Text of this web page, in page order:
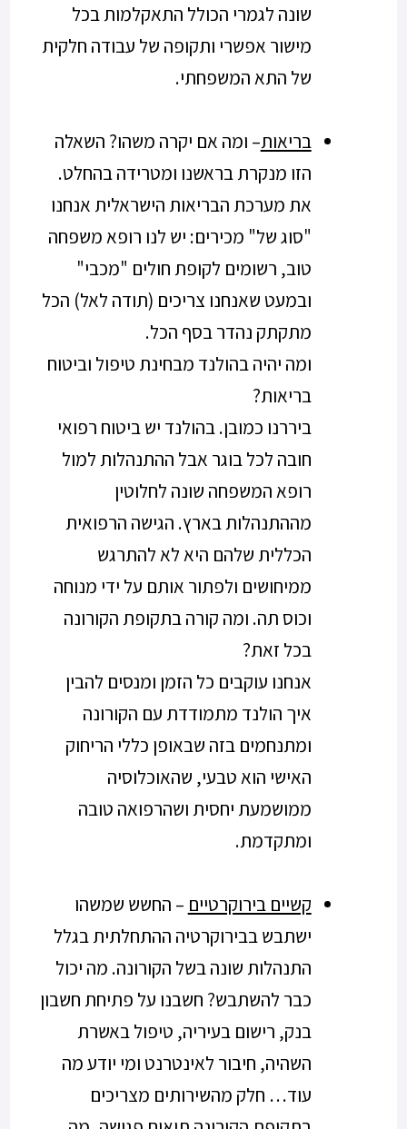
שונה לגמרי הכולל התאקלמות בכל
מישור אפשרי ותקופה של עבודה חלקית
של התא המשפחתי.
בריאות– ומה אם יקרה משהו? השאלה
הזו מנקרת בראשנו ומטרידה בהחלט.
את מערכת הבריאות הישראלית אנחנו
"סוג של" מכירים: יש לנו רופא משפחה
טוב, רשומים לקופת חולים "מכבי"
ובמעט שאנחנו צריכים (תודה לאל) הכל
מתקתק נהדר בסף הכל.
ומה יהיה בהולנד מבחינת טיפול וביטוח
בריאות?
ביררנו כמובן. בהולנד יש ביטוח רפואי
חובה לכל בוגר אבל ההתנהלות למול
רופא המשפחה שונה לחלוטין
מההתנהלות בארץ. הגישה הרפואית
הכללית שלהם היא לא להתרגש
ממיחושים ולפתור אותם על ידי מנוחה
וכוס תה. ומה קורה בתקופת הקורונה
בכל זאת?
אנחנו עוקבים כל הזמן ומנסים להבין
איך הולנד מתמודדת עם הקורונה
ומתנחמים בזה שבאופן כללי הריחוק
האישי הוא טבעי, שהאוכלוסיה
ממושמעת יחסית ושהרפואה טובה
ומתקדמת.
קשיים בירוקרטיים – החשש שמשהו
ישתבש בבירוקרטיה ההתחלתית בגלל
התנהלות שונה בשל הקורונה. מה יכול
כבר להשתבש? חשבנו על פתיחת חשבון
בנק, רישום בעיריה, טיפול באשרת
השהיה, חיבור לאינטרנט ומי יודע מה
עוד… חלק מהשירותים מצריכים